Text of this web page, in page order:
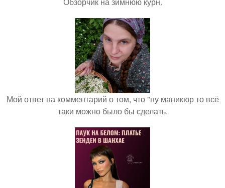
Мой ответ на комментарий о том, что "ну маникюр то всё
таки можно было бы сделать.